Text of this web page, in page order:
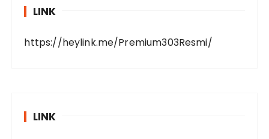
LINK
https://heylink.me/Premium303Resmi/
LINK